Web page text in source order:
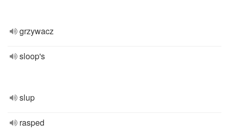
grzywacz
sloop's
slup
rasped